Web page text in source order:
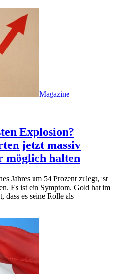
Magazine
Explosion?
jetzt massiv
möglich halten
Jahres um 54 Prozent zulegt, ist
Es ist ein Symptom. Gold hat im
dass es seine Rolle als